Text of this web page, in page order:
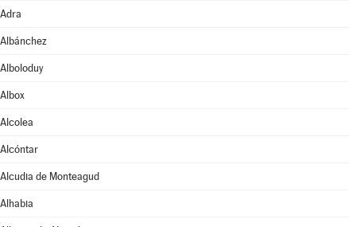
Adra
Albánchez
Alboloduy
Albox
Alcolea
Alcóntar
Alcudia de Monteagud
Alhabia